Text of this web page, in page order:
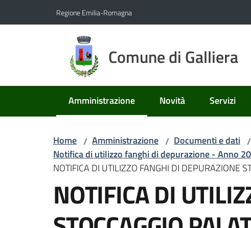
Regione Emilia-Romagna
Comune di Galliera
Amministrazione
Menu selezionato Novità Servizi
Home / Amministrazione / Documenti e dati /
Notifica di utilizzo fanghi di depurazione - Anno
NOTIFICA DI UTILIZZO FANGHI DI
NOTIFICA DI